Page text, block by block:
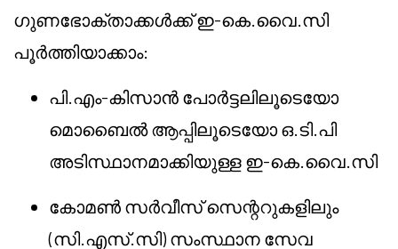
ഗുണഭോക്താക്കൾക്ക് ഇ-കെ.വൈ.സി
പൂർത്തിയാക്കാം:
പി.എം-കിസാൻ പോർട്ടലിലൂടെയോ
മൊബൈൽ ആപ്പിലൂടെയോ ഒ.ടി.പി
അടിസ്ഥാനമാക്കിയുള്ള ഇ-കെ.വൈ.സി
കോമൺ സർവീസ് സെന്ററുകളിലും
(സി.എസ്.സി) സംസ്ഥാന സേവ